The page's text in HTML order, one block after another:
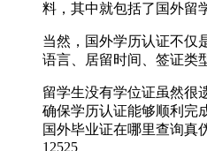
料，其中就包括了国外留
当然，国外学历认证不仅
语言、居留时间、签证类
留学生没有学位证虽然很
确保学历认证能够顺利完
国外毕业证在哪里查询真
12525